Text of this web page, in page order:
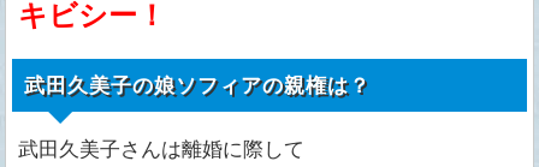
キビシー！
武田久美子の娘ソフィアの親権は？
武田久美子さんは離婚に際して